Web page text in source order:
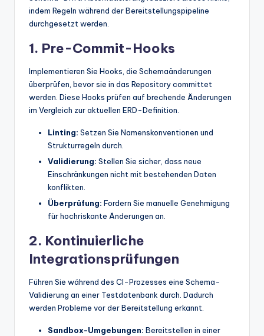
indem Regeln während der Bereitstellungspipeline
durchgesetzt werden.
1. Pre-Commit-Hooks
Implementieren Sie Hooks, die Schemaänderungen
überprüfen, bevor sie in das Repository committet
werden. Diese Hooks prüfen auf brechende Änderungen
im Vergleich zur aktuellen ERD-Definition.
Linting: Setzen Sie Namenskonventionen und
Strukturregeln durch.
Validierung: Stellen Sie sicher, dass neue
Einschränkungen nicht mit bestehenden Daten
konflikten.
Überprüfung: Fordern Sie manuelle Genehmigung
für hochriskante Änderungen an.
2. Kontinuierliche
Integrationsprüfungen
Führen Sie während des CI-Prozesses eine Schema-
Validierung an einer Testdatenbank durch. Dadurch
werden Probleme vor der Bereitstellung erkannt.
Sandbox-Umgebungen: Bereitstellen in einer